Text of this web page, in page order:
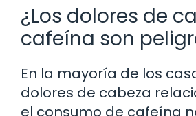
¿Los dolores de
cafeína son
En la mayoría de los
dolores de cabeza
el consumo de cafeína